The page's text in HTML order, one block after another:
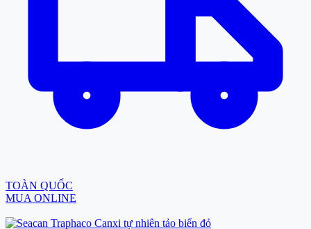
TOÀN QUỐC
MUA ONLINE